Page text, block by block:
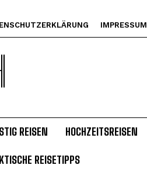
IMPRESSUM
REISEN HOCHZEITSREISEN
REISETIPPS